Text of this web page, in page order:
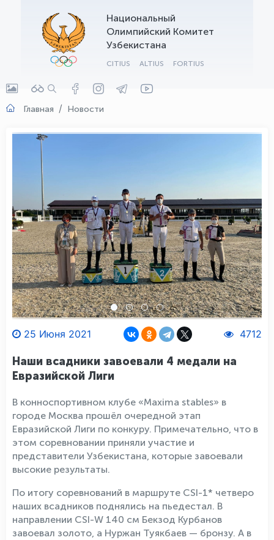
Национальный
Олимпийский Комитет
Узбекистана
CITIUS ALTIUS FORTIUS
Главная Новости
25 Июня 2021 4712
Наши всадники завоевали 4 медали на
Евразийской Лиги
В конноспортивном клубе «Maxima stables» в
городе Москва прошёл очередной этап
Евразийской Лиги по конкуру. Примечательно, что в
этом соревновании приняли участие и
представители Узбекистана, которые завоевали
высокие результаты.
По итогу соревнований в маршруте CSI-1* четверо
наших всадников поднялись на пьедестал. В
направлении CSI-W 140 см Бекзод Курбанов
завоевал золото, а Нуржан Туякбаев — бронзу. А в
OLYMPCHIK AI - yordamchi
Онлайн · olympic.uz